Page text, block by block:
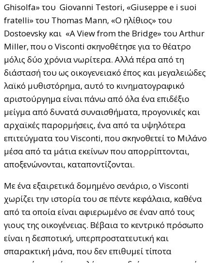
Ghisolfa» του Giovanni Testori, «Giuseppe e i suoi
fratelli» του Thomas Mann, «Ο ηλίθιος» του
Dostoevsky και «A View from the Bridge» του Arthur
Miller, που ο Visconti σκηνοθέτησε για το θέατρο
μόλις δύο χρόνια νωρίτερα. Αλλά πέρα από τη
διάστασή του ως οικογενειακό έπος και μεγαλειώδες
λαϊκό μυθιστόρημα, αυτό το κινηματογραφικό
αριστούργημα είναι πάνω από όλα ένα επιδέξιο
μείγμα από δυνατά συναισθήματα, προγονικές και
αρχαϊκές παρορμήσεις, ένα από τα υψηλότερα
επιτεύγματα του Visconti, που σκηνοθετεί το Μιλάνο
μέσα από τα μάτια εκείνων που απορρίπτονται,
αποξενώνονται, καταποντίζονται.
Με ένα εξαιρετικά δομημένο σενάριο, ο Visconti
χωρίζει την ιστορία του σε πέντε κεφάλαια, καθένα
από τα οποία είναι αφιερωμένο σε έναν από τους
γιους της οικογένειας. Βέβαια το κεντρικό πρόσωπο
είναι η δεσποτική, υπερπροστατευτική και
σπαρακτική μάνα, που δεν επιθυμεί τίποτα